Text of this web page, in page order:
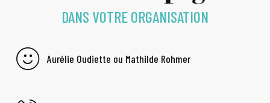
DANS VOTRE ORGANISATION
Aurélie Oudiette ou Mathilde Rohmer